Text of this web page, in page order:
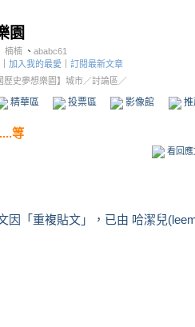
園
楠楠 、 ababc61
加入我的最愛
訂閱最新文章
歷史夢想樂園】城市／討論區／
精華區 投票區 影像館
等
看回應
因「重複貼文」，已由 哈潔兒